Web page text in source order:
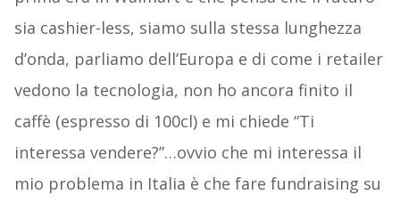
sia cashier-less, siamo sulla stessa lunghezza
d’onda, parliamo dell’Europa e di come i retailer
vedono la tecnologia, non ho ancora finito il
caffè (espresso di 100cl) e mi chiede “Ti
interessa vendere?”…ovvio che mi interessa il
mio problema in Italia è che fare fundraising su